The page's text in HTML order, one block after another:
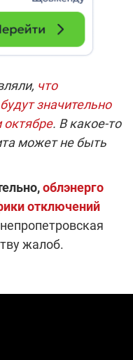
что
значительно
октябре. В какое-то
может не быть
облэнерго
отключений
жалоб.